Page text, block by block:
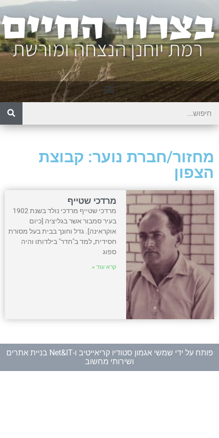
מחזור/חברת נוער: קבוצת
הצפון
מרדכי שטייף
מרדכי שטייף מרדכי נולד בשנת 1902
בעיר סמבור אשר בגליציה [כיום
אוקראינה]. גדל וחונך בבית בעל מסורת
חסידית, למד ב"חדר" בילדותו והיה
ספוג
קרא עוד »
פותח על ידי שמשי אגמון סטודיו קריאייטיב ו-
Net&IT בניית אתרים
ושירותי מחשוב